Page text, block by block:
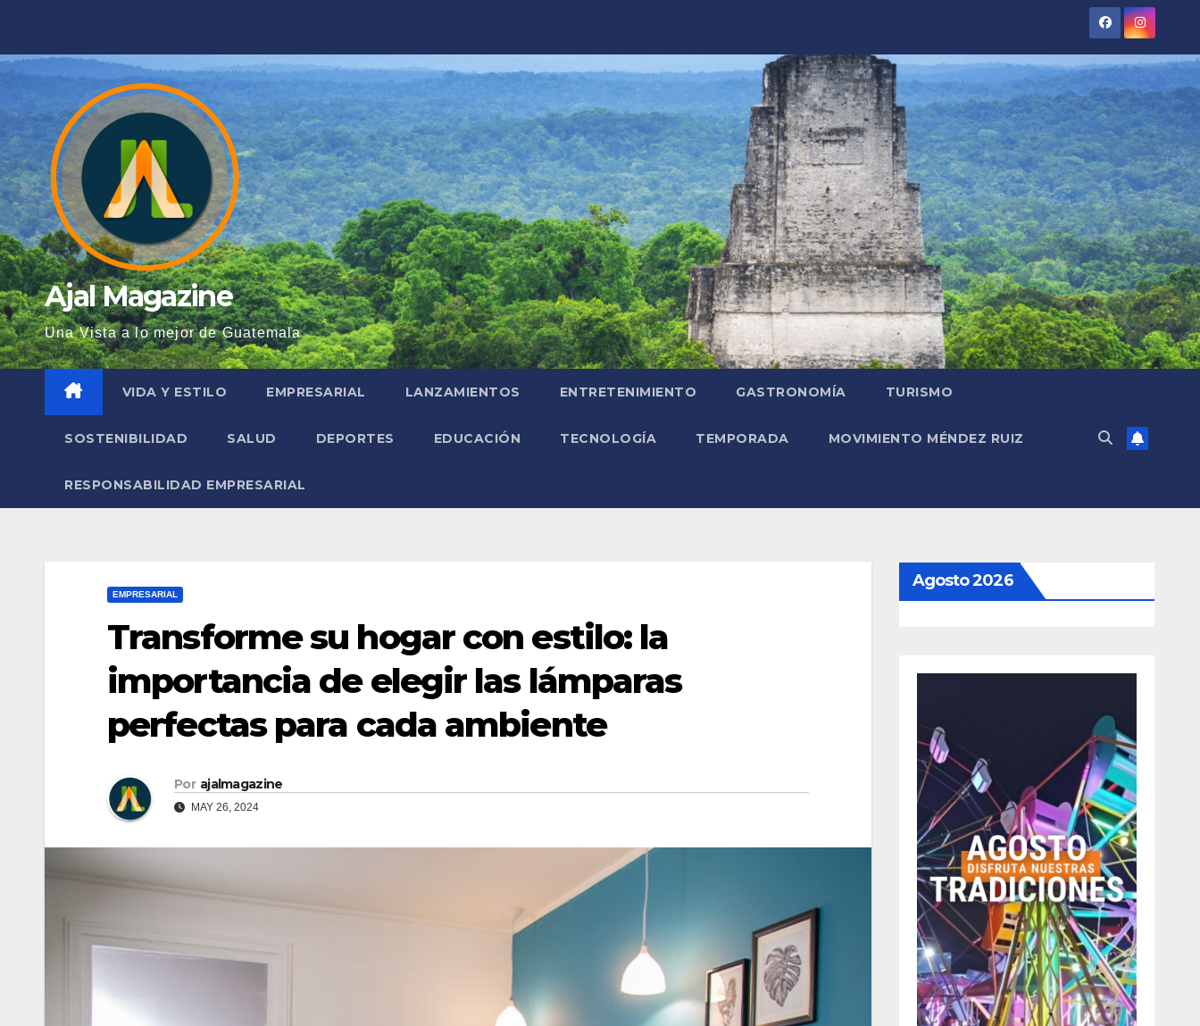
contenido
Ajal Magazine
Una Vista a lo mejor de Guatemala
VIDA Y ESTILO EMPRESARIAL LANZAMIENTOS ENTRETENIMIENTO GASTRONOMÍA TURISMO
SOSTENIBILIDAD SALUD DEPORTES EDUCACIÓN TECNOLOGÍA TEMPORADA MOVIMIENTO MÉNDEZ RUIZ
RESPONSABILIDAD EMPRESARIAL
EMPRESARIAL
Transforme su hogar con estilo: la
importancia de elegir las lámparas
perfectas para cada ambiente
Por ajalmagazine
MAY 26, 2024
Agosto 2026